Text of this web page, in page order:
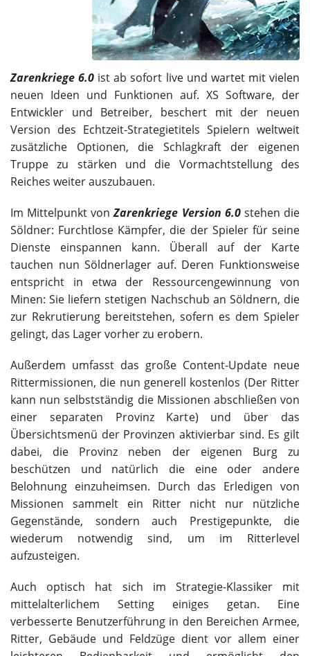
Zarenkriege 6.0 ist ab sofort live und wartet mit vielen
neuen Ideen und Funktionen auf. XS Software, der
Entwickler und Betreiber, beschert mit der neuen
Version des Echtzeit-Strategietitels Spielern weltweit
zusätzliche Optionen, die Schlagkraft der eigenen
Truppe zu stärken und die Vormachtstellung des
Reiches weiter auszubauen.
Im Mittelpunkt vonZarenkriege Version 6.0stehen die
Söldner: Furchtlose Kämpfer, die der Spieler für seine
Dienste einspannen kann. Überall auf der Karte
tauchen nun Söldnerlager auf. Deren Funktionsweise
entspricht in etwa der Ressourcengewinnung von
Minen: Sie liefern stetigen Nachschub an Söldnern, die
zur Rekrutierung bereitstehen, sofern es dem Spieler
gelingt, das Lager vorher zu erobern.
Außerdem umfasst das große Content-Update neue
Rittermissionen, die nun generell kostenlos (Der Ritter
kann nun selbstständig die Missionen abschließen von
einer separaten Provinz Karte) und über das
Übersichtsmenü der Provinzen aktivierbar sind. Es gilt
dabei, die Provinz neben der eigenen Burg zu
beschützen und natürlich die eine oder andere
Belohnung einzuheimsen. Durch das Erledigen von
Missionen sammelt ein Ritter nicht nur nützliche
Gegenstände, sondern auch Prestigepunkte, die
wiederum notwendig sind, um im Ritterlevel
aufzusteigen.
Auch optisch hat sich im Strategie-Klassiker mit
mittelalterlichem Setting einiges getan. Eine
verbesserte Benutzerführung in den Bereichen Armee,
Ritter, Gebäude und Feldzüge dient vor allem einer